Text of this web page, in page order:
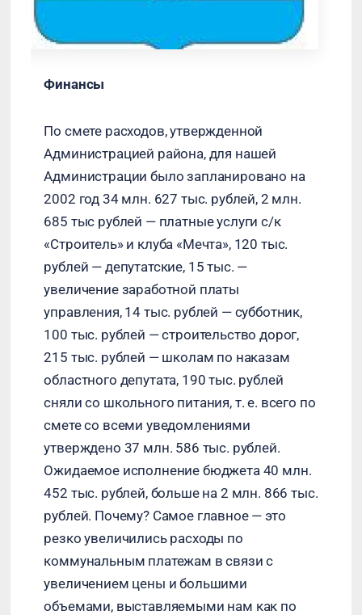
Финансы
По смете расходов, утвержденной
Администрацией района, для нашей
Администрации было запланировано на
2002 год 34 млн. 627 тыс. рублей, 2 млн.
685 тыс рублей — платные услуги с/к
«Строитель» и клуба «Мечта», 120 тыс.
рублей — депутатские, 15 тыс. —
увеличение заработной платы
управления, 14 тыс. рублей — субботник,
100 тыс. рублей — строительство дорог,
215 тыс. рублей — школам по наказам
областного депутата, 190 тыс. рублей
сняли со школьного питания, т. е. всего по
смете со всеми уведомлениями
утверждено 37 млн. 586 тыс. рублей.
Ожидаемое исполнение бюджета 40 млн.
452 тыс. рублей, больше на 2 млн. 866 тыс.
рублей. Почему? Самое главное — это
резко увеличились расходы по
коммунальным платежам в связи с
увеличением цены и большими
объемами, выставляемыми нам как по